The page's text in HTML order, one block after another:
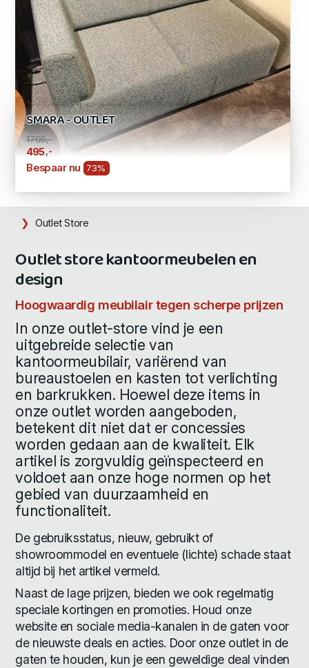
SMARA - OUTLET
1795,-
495,-
Bespaar nu 73%
Outlet Store
Outlet store kantoormeubelen en
design
Hoogwaardig meubilair tegen scherpe prijzen
In onze outlet-store vind je een
uitgebreide selectie van
kantoormeubilair, variërend van
bureaustoelen en kasten tot verlichting
en barkrukken. Hoewel deze items in
onze outlet worden aangeboden,
betekent dit niet dat er concessies
worden gedaan aan de kwaliteit. Elk
artikel is zorgvuldig geïnspecteerd en
voldoet aan onze hoge normen op het
gebied van duurzaamheid en
functionaliteit.
De gebruiksstatus, nieuw, gebruikt of
showroommodel en eventuele (lichte) schade staat
altijd bij het artikel vermeld.
Naast de lage prijzen, bieden we ook regelmatig
speciale kortingen en promoties. Houd onze
website en sociale media-kanalen in de gaten voor
de nieuwste deals en acties. Door onze outlet in de
gaten te houden, kun je een geweldige deal vinden